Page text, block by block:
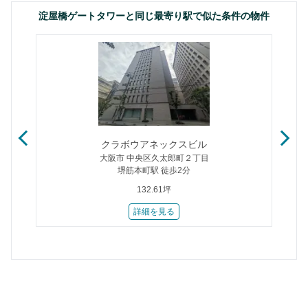
淀屋橋ゲートタワーと同じ最寄り駅で似た条件の物件
クラボウアネックスビル
大阪市 中央区久太郎町２丁目
堺筋本町駅 徒歩2分
132.61坪
詳細を見る